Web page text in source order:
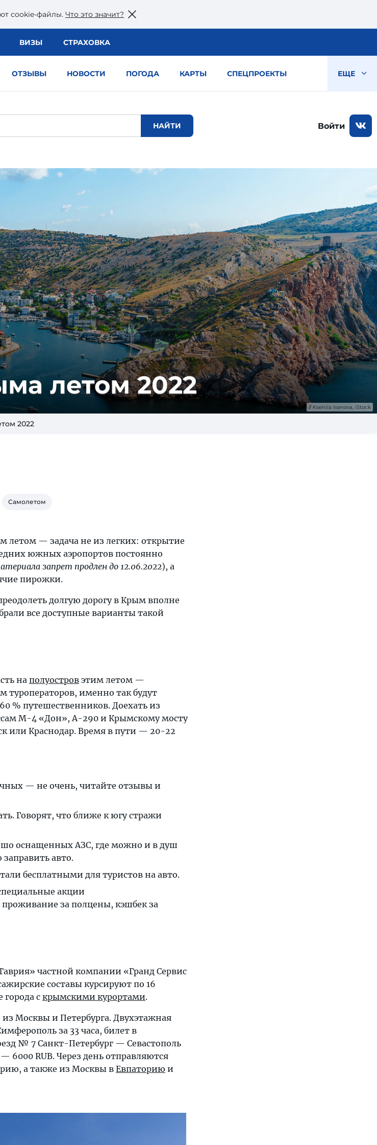
сookie-файлы. Что это значит?
ВИЗЫ СТРАХОВКА
ОТЗЫВЫ НОВОСТИ ПОГОДА КАРТЫ СПЕЦПРОЕКТЫ ЕЩЕ
Войти
летом 2022
Kseniia Ivanova, iStock
2022
Самолетом
летом — задача не из легких: открытие
южных аэропортов постоянно
запрет продлен до 12.06.2022), а
пирожки.
долгую дорогу в Крым вполне
все доступные варианты такой
на полуостров этим летом —
туроператоров, именно так будут
% путешественников. Доехать из
М-4 «Дон», А-290 и Крымскому мосту
или Краснодар. Время в пути — 20-22
— не очень, читайте отзывы и
Говорят, что ближе к югу стражи
оснащенных АЗС, где можно и в душ
авто.
бесплатными для туристов на авто.
акции
за полцены, кэшбек за
частной компании «Гранд Сервис
составы курсируют по 16
с крымскими курортами.
Москвы и Петербурга. Двухэтажная
за 33 часа, билет в
№ 7 Санкт-Петербург — Севастополь
6000 RUB. Через день отправляются
а также из Москвы в Евпаторию и